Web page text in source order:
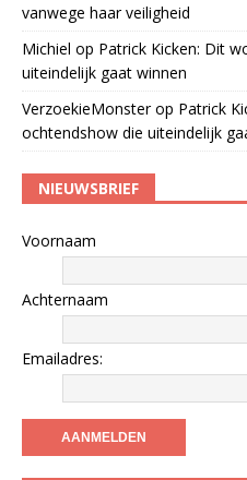
vanwege haar veiligheid
Michiel op Patrick Kicken: Dit
uiteindelijk gaat winnen
VerzoekieMonsterop Patrick
ochtendshow die uiteindelijk
NIEUWSBRIEF
Voornaam
Achternaam
Emailadres: